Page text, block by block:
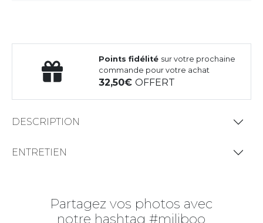
Points fidélité sur votre prochaine
commande pour votre achat
32,50OFFERT
DESCRIPTION
ENTRETIEN
Partagez vos photos avec
notre hashtag #miliboo